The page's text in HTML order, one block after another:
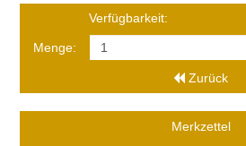
Verfügbarkeit:
Menge:
Zurück
Merkzettel